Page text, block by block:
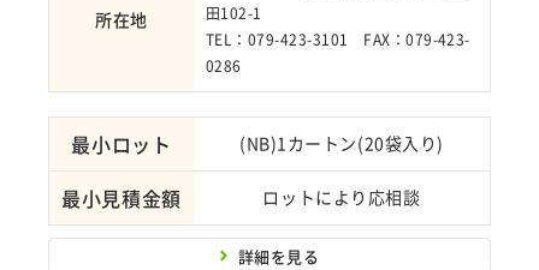
所在地
田102-1
TEL：079-423-3101 FAX：079-423-
0286
最小ロット (NB)1カートン(20袋入り)
最小見積金額 ロットにより応相談
詳細を見る